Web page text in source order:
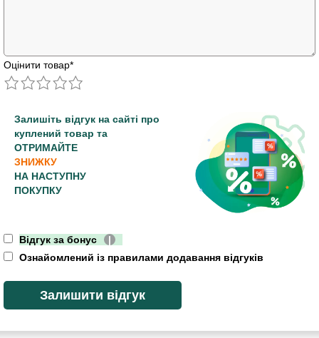
Оцінити товар*
Залишіть відгук на сайті про
куплений товар та
ОТРИМАЙТЕ
ЗНИЖКУ
НА НАСТУПНУ
ПОКУПКУ
Відгук за бонус
|
Ознайомлений із правилами додавання відгуків